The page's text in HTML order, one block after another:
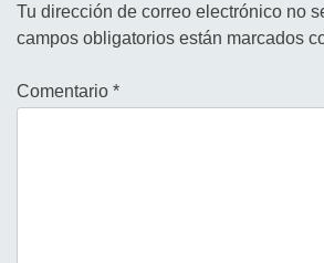
Tu dirección de correo electrónico no
campos obligatorios están marcados
Comentario *